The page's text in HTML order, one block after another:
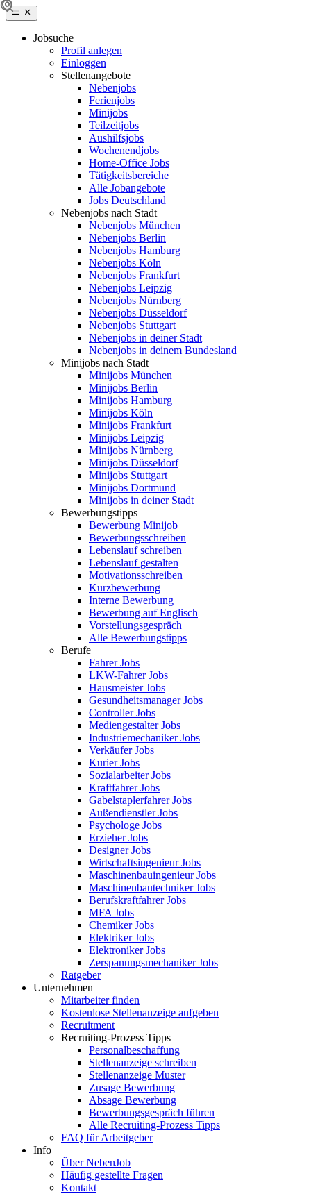
Jobsuche
Profil anlegen
Einloggen
Stellenangebote
Nebenjobs
Ferienjobs
Minijobs
Teilzeitjobs
Aushilfsjobs
Wochenendjobs
Home-Office Jobs
Tätigkeitsbereiche
Alle Jobangebote
Jobs Deutschland
Nebenjobs nach Stadt
Nebenjobs München
Nebenjobs Berlin
Nebenjobs Hamburg
Nebenjobs Köln
Nebenjobs Frankfurt
Nebenjobs Leipzig
Nebenjobs Nürnberg
Nebenjobs Düsseldorf
Nebenjobs Stuttgart
Nebenjobs in deiner Stadt
Nebenjobs in deinem Bundesland
Minijobs nach Stadt
Minijobs München
Minijobs Berlin
Minijobs Hamburg
Minijobs Köln
Minijobs Frankfurt
Minijobs Leipzig
Minijobs Nürnberg
Minijobs Düsseldorf
Minijobs Stuttgart
Minijobs Dortmund
Minijobs in deiner Stadt
Bewerbungstipps
Bewerbung Minijob
Bewerbungsschreiben
Lebenslauf schreiben
Lebenslauf gestalten
Motivationsschreiben
Kurzbewerbung
Interne Bewerbung
Bewerbung auf Englisch
Vorstellungsgespräch
Alle Bewerbungstipps
Berufe
Fahrer Jobs
LKW-Fahrer Jobs
Hausmeister Jobs
Gesundheitsmanager Jobs
Controller Jobs
Mediengestalter Jobs
Industriemechaniker Jobs
Verkäufer Jobs
Kurier Jobs
Sozialarbeiter Jobs
Kraftfahrer Jobs
Gabelstaplerfahrer Jobs
Außendienstler Jobs
Psychologe Jobs
Erzieher Jobs
Designer Jobs
Wirtschaftsingenieur Jobs
Maschinenbauingenieur Jobs
Maschinenbautechniker Jobs
Berufskraftfahrer Jobs
MFA Jobs
Chemiker Jobs
Elektriker Jobs
Elektroniker Jobs
Zerspanungsmechaniker Jobs
Ratgeber
Unternehmen
Mitarbeiter finden
Kostenlose Stellenanzeige aufgeben
Recruitment
Recruiting-Prozess Tipps
Personalbeschaffung
Stellenanzeige schreiben
Stellenanzeige Muster
Zusage Bewerbung
Absage Bewerbung
Bewerbungsgespräch führen
Alle Recruiting-Prozess Tipps
FAQ für Arbeitgeber
Info
Über NebenJob
Häufig gestellte Fragen
Kontakt